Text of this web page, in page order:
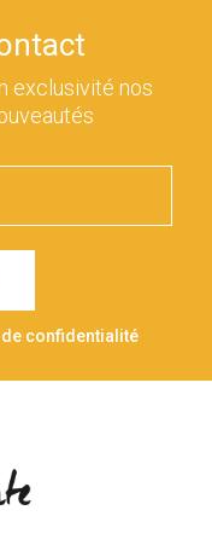
exclusivité nos
confidentialité